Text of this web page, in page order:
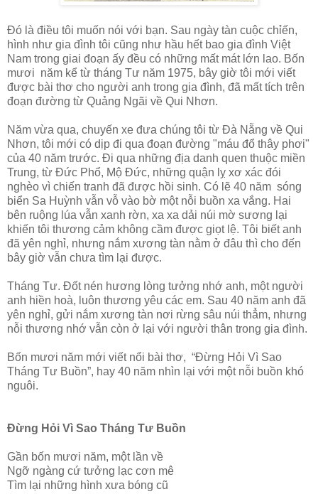
Đó là điều tôi muốn nói với bạn. Sau ngày tàn cuộc chỉến,
hình như gia đình tôi cũng như hầu hết bao gia đình Việt
Nam trong giai đoạn ấy đều có những mất mát lớn lao. Bốn
mươi năm kể từ tháng Tư năm 1975, bây giờ tôi mới viết
được bài thơ cho người anh trong gia đình, đã mất tích trên
đoạn đường từ Quảng Ngãi về Qui Nhơn.
Năm vừa qua, chuyến xe đưa chúng tôi từ Đà Nẵng về Qui
Nhơn, tôi mới có dịp đi qua đoạn đường "máu đổ thây phơi"
của 40 năm trước. Đi qua những địa danh quen thuộc miền
Trung, từ Đức Phổ, Mộ Đức, những quận lỵ xơ xác đói
nghèo vì chiến tranh đã được hồi sinh. Có lẽ 40 năm sóng
biển Sa Huỳnh vẫn vỗ vào bờ một nỗi buồn xa vắng. Hai
bên ruộng lúa vẫn xanh rờn, xa xa dải núi mờ sương lại
khiến tôi thương cảm không cầm được giọt lệ. Tôi biết anh
đã yên nghỉ, nhưng nắm xương tàn nằm ở đâu thì cho đến
bây giờ vẫn chưa tìm lại được.
Tháng Tư. Đốt nén hương lòng tưởng nhớ anh, một người
anh hiền hoà, luôn thương yêu các em. Sau 40 năm anh đã
yên nghỉ, gửi nắm xương tàn nơi rừng sâu núi thẳm, nhưng
nỗi thương nhớ vẫn còn ở lại với người thân trong gia đình.
Bốn mươi năm mới viết nổi bài thơ, “Đừng Hỏi Vì Sao
Tháng Tư Buồn”, hay 40 năm nhìn lại với một nỗi buồn khó
nguôi.
Đừng Hỏi Vì Sao Tháng Tư Buồn
Gần bốn mươi năm, một lần về
Ngỡ ngàng cứ tưởng lạc cơn mê
Tìm lại những hình xưa bóng cũ